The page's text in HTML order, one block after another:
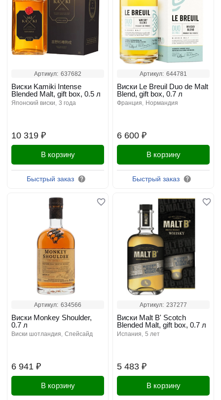
Артикул: 637682
10 319 ₽
Виски Kamiki Intense
Blended Malt, gift box, 0.5 л
японский виски 3 года
В корзину
Быстрый заказ
Артикул: 644781
6 600 ₽
Виски Le Breuil Duo de Malt
Blend, gift box, 0.7 л
франция нормандия
В корзину
Быстрый заказ
Артикул: 634566
6 941 ₽
Виски Monkey Shoulder,
0.7 л
виски шотландия спейсайд
В корзину
Артикул: 237277
5 483 ₽
Виски Malt B' Scotch
Blended Malt, gift box, 0.7 л
испания 5 лет
В корзину